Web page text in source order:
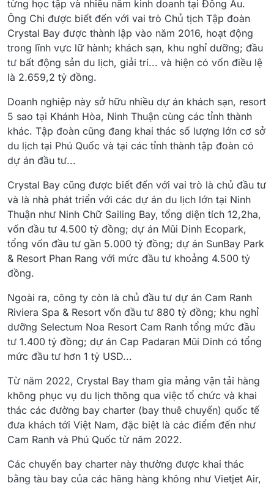
từng học tập và nhiều năm kinh doanh tại Đông Âu.
Ông Chi được biết đến với vai trò Chủ tịch Tập đoàn
Crystal Bay được thành lập vào năm 2016, hoạt động
trong lĩnh vực lữ hành; khách sạn, khu nghỉ dưỡng; đầu
tư bất động sản du lịch, giải trí... và hiện có vốn điều lệ
là 2.659,2 tỷ đồng.
Doanh nghiệp này sở hữu nhiều dự án khách sạn, resort
5 sao tại Khánh Hòa, Ninh Thuận cùng các tỉnh thành
khác. Tập đoàn cũng đang khai thác số lượng lớn cơ sở
du lịch tại Phú Quốc và tại các tỉnh thành tập đoàn có
dự án đầu tư...
Crystal Bay cũng được biết đến với vai trò là chủ đầu tư
và là nhà phát triển với các dự án du lịch lớn tại Ninh
Thuận như Ninh Chữ Sailing Bay, tổng diện tích 12,2ha,
vốn đầu tư 4.500 tỷ đồng; dự án Mũi Dinh Ecopark,
tổng vốn đầu tư gần 5.000 tỷ đồng; dự án SunBay Park
& Resort Phan Rang với mức đầu tư khoảng 4.500 tỷ
đồng.
Ngoài ra, công ty còn là chủ đầu tư dự án Cam Ranh
Riviera Spa & Resort vốn đầu tư 880 tỷ đồng; khu nghỉ
dưỡng Selectum Noa Resort Cam Ranh tổng mức đầu
tư 1.400 tỷ đồng; dự án Cap Padaran Mũi Dinh có tổng
mức đầu tư hơn 1 tỷ USD...
Từ năm 2022, Crystal Bay tham gia mảng vận tải hàng
không phục vụ du lịch thông qua việc tổ chức và khai
thác các đường bay charter (bay thuê chuyến) quốc tế
đưa khách tới Việt Nam, đặc biệt là các điểm đến như
Cam Ranh và Phú Quốc từ năm 2022.
Các chuyến bay charter này thường được khai thác
bằng tàu bay của các hãng hàng không như Vietjet Air,